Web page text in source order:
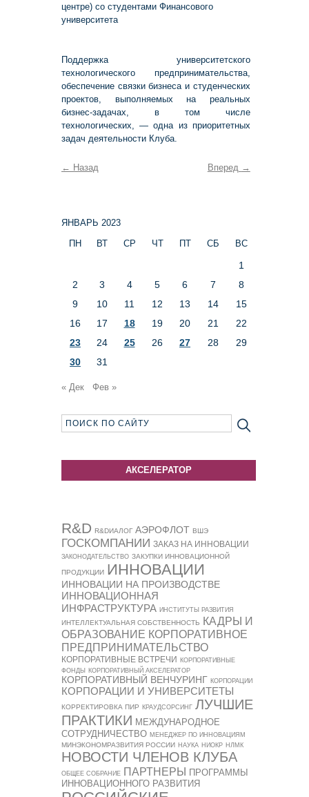
центре) со студентами Финансового
университета
Поддержка университетского
технологического предпринимательства,
обеспечение связки бизнеса и студенческих
проектов, выполняемых на реальных
бизнес-задачах, в том числе
технологических, — одна из приоритетных
задач деятельности Клуба.
← Назад Вперед →
ЯНВАРЬ 2023
ПН
ВТ СР ЧТ ПТ СБ ВС
1
2
3 4 5 6 7
8
9
10 11 12 13 14
15
16
17 18 19 20 21
22
23
24 25 26 27 28
29
30
31
« Дек Фев »
АКСЕЛЕРАТОР
R&D R&DИАЛОГ АЭРОФЛОТ ВШЭ
ГОСКОМПАНИИ ЗАКАЗ НА ИННОВАЦИИ
ЗАКОНОДАТЕЛЬСТВО ЗАКУПКИ ИННОВАЦИОННОЙ
ПРОДУКЦИИ ИННОВАЦИИ
ИННОВАЦИИ НА ПРОИЗВОДСТВЕ
ИННОВАЦИОННАЯ
ИНФРАСТРУКТУРА ИНСТИТУТЫ РАЗВИТИЯ
ИНТЕЛЛЕКТУАЛЬНАЯ СОБСТВЕННОСТЬ КАДРЫ И
ОБРАЗОВАНИЕ КОРПОРАТИВНОЕ
ПРЕДПРИНИМАТЕЛЬСТВО
КОРПОРАТИВНЫЕ ВСТРЕЧИ
КОРПОРАТИВНЫЕ
ФОНДЫ
КОРПОРАТИВНЫЙ АКСЕЛЕРАТОР
КОРПОРАТИВНЫЙ ВЕНЧУРИНГ КОРПОРАЦИИ
КОРПОРАЦИИ И УНИВЕРСИТЕТЫ
КОРРЕКТИРОВКА ПИР КРАУДСОРСИНГ ЛУЧШИЕ
ПРАКТИКИ МЕЖДУНАРОДНОЕ
СОТРУДНИЧЕСТВО МЕНЕДЖЕР ПО ИННОВАЦИЯМ
МИНЭКОНОМРАЗВИТИЯ РОССИИ НАУКА НИОКР НЛМК
НОВОСТИ ЧЛЕНОВ КЛУБА
ОБЩЕЕ СОБРАНИЕ ПАРТНЕРЫ
ПРОГРАММЫ
ИННОВАЦИОННОГО РАЗВИТИЯ